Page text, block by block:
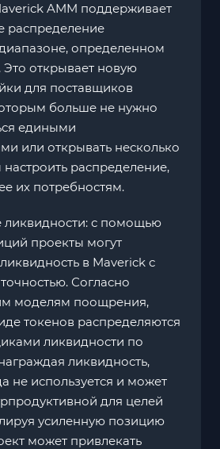
AMM поддерживает
распределение
определенном
Это открывает новую
для поставщиков
больше не нужно
едиными
или открывать несколько
распределение,
их потребностям.
с помощью
проекты могут
в Maverick с
Согласно
моделям поощрения,
токенов распределяются
ликвидности по
ликвидность,
не используется и может
для целей
усиленную позицию
может привлекать